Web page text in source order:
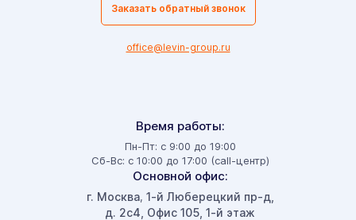
Время работы:
Пн-Пт: с 9:00 до 19:00
Сб-Вс: с 10:00 до 17:00 (call-центр)
Основной офис:
г. Москва, 1-й Люберецкий пр-д,
д. 2с4, Офис 105, 1-й этаж
Заказать обратный звонок
office@levin-group.ru